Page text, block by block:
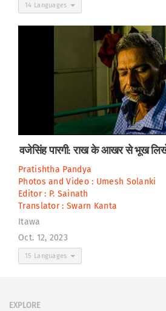
14 Languages
वजेसिंह पारगी: राख के आखर से भूख
Pratishtha Pandya
Photos and Video : Umesh Solanki
Editor : P. Sainath
Translator : Swarn Kanta
Itawa
Oct. 12, 2023
15 Languages
EXPLORE